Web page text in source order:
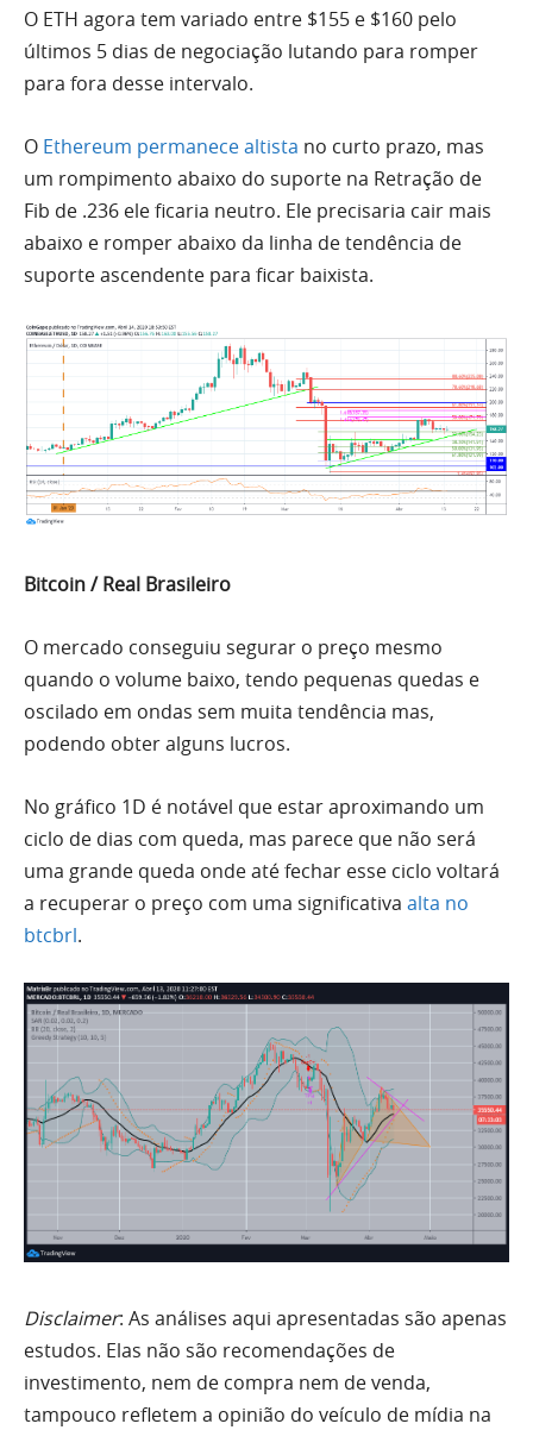
O ETH agora tem variado entre $155 e $160 pelo
últimos 5 dias de negociação lutando para romper
para fora desse intervalo.
O Ethereum permanece altista no curto prazo, mas
um rompimento abaixo do suporte na Retração de
Fib de .236 eleficaria neutro. Ele precisaria cair mais
abaixo e romper abaixo da linha de tendência de
suporte ascendente para ficar baixista.
Bitcoin / Real Brasileiro
O mercado conseguiu segurar o preço mesmo
quando o volume baixo, tendo pequenas quedas e
oscilado em ondas sem muita tendência mas,
podendo obter alguns lucros.
No gráfico 1D é notável que estar aproximando um
ciclo de dias com queda, mas parece que não será
uma grande queda onde até fechar esse ciclo voltará
a recuperar o preço com uma significativa alta no
btcbrl.
Disclaimer: As análises aqui apresentadas são apenas
estudos. Elas não são recomendações de
investimento, nem de compra nem de venda,
tampouco refletem a opinião do veículo de mídia na